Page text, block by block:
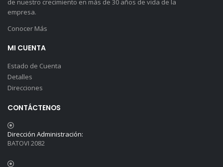
de nuestro crecimiento en más de 30 años de vida de la
empresa.
Conocer Más
MI CUENTA
Estado de Cuenta
Detalles
Direcciones
CONTÁCTENOS
Dirección Administración:
BATOVI 2082